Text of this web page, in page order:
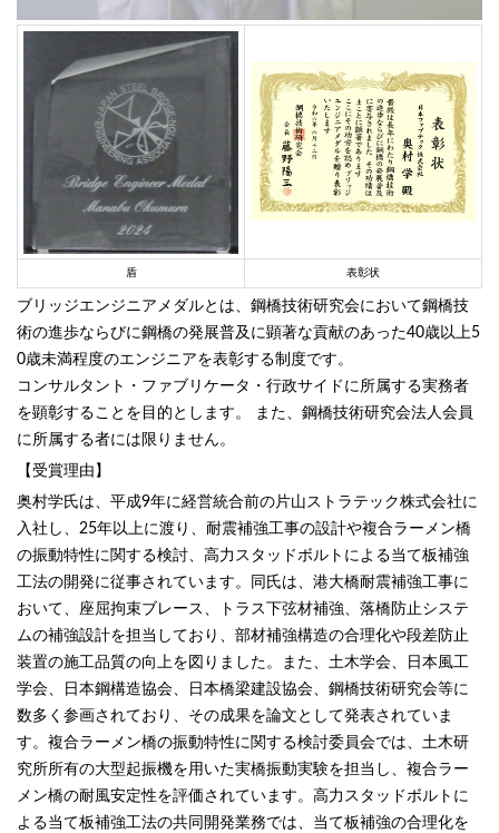
盾 表彰状
ブリッジエンジニアメダルとは、鋼橋技術研究会において鋼橋技
術の進歩ならびに鋼橋の発展普及に顕著な貢献のあった40歳以上5
0歳未満程度のエンジニアを表彰する制度です。
コンサルタント・ファブリケータ・行政サイドに所属する実務者
を顕彰することを目的とします。 また、鋼橋技術研究会法人会員
に所属する者には限りません。
【受賞理由】
奥村学氏は、平成9年に経営統合前の片山ストラテック株式会社に
入社し、25年以上に渡り、耐震補強工事の設計や複合ラーメン橋
の振動特性に関する検討、高力スタッドボルトによる当て板補強
工法の開発に従事されています。同氏は、港大橋耐震補強工事に
おいて、座屈拘束ブレース、トラス下弦材補強、落橋防止システ
ムの補強設計を担当しており、部材補強構造の合理化や段差防止
装置の施工品質の向上を図りました。また、土木学会、日本風工
学会、日本鋼構造協会、日本橋梁建設協会、鋼橋技術研究会等に
数多く参画されており、その成果を論文として発表されていま
す。複合ラーメン橋の振動特性に関する検討委員会では、土木研
究所所有の大型起振機を用いた実橋振動実験を担当し、複合ラー
メン橋の耐風安定性を評価されています。高力スタッドボルトに
よる当て板補強工法の共同開発業務では、当て板補強の合理化を